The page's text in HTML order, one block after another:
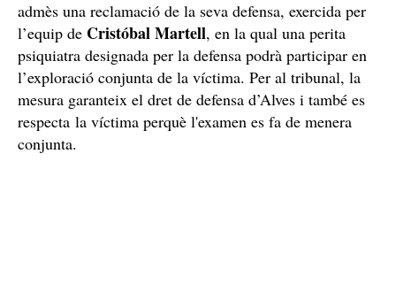
admès una reclamació de la seva defensa, exercida per
l’equip de Cristóbal Martell, en la qual una perita
psiquiatra designada per la defensa podrà participar en
l’exploració conjunta de la víctima. Per al tribunal, la
mesura garanteix el dret de defensa d’Alves i també es
respecta la víctima perquè l'examen es fa de menera
conjunta.